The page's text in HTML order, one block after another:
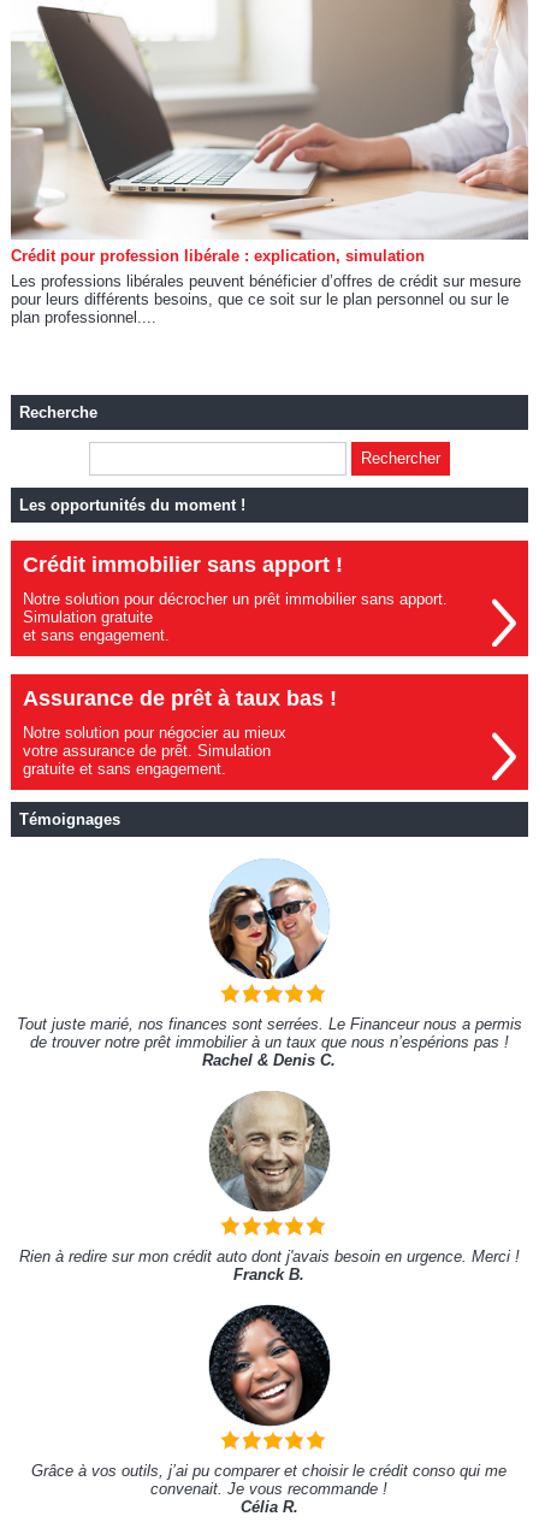
Crédit pour profession libérale : explication, simulation
Les professions libérales peuvent bénéficier d’offres de crédit sur mesure
pour leurs différents besoins, que ce soit sur le plan personnel ou sur le
plan professionnel....
Recherche
Les opportunités du moment !
Crédit immobilier sans apport !
Notre solution pour décrocher un prêt immobilier sans apport.
Simulation gratuite
et sans engagement.
Assurance de prêt à taux bas !
Notre solution pour négocier au mieux
votre assurance de prêt. Simulation
gratuite et sans engagement.
Témoignages
Tout juste marié, nos finances sont serrées. Le Financeur nous a permis
de trouver notre prêt immobilier à un taux que nous n’espérions pas !
Rachel & Denis C.
Rien à redire sur mon crédit auto dont j'avais besoin en urgence. Merci !
Franck B.
Grâce à vos outils, j’ai pu comparer et choisir le crédit conso qui me
convenait. Je vous recommande !
Célia R.